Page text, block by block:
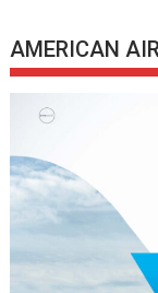
AMERICAN